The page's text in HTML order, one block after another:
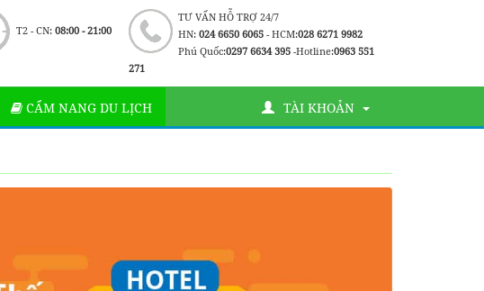
TƯ VẤN HỖ TRỢ 24/7
HN: 024 6650 6065- HCM:028 6271 9982
Phú Quốc:0297 6634 395 -Hotline:0963 551
271
T2 - CN: 08:00 - 21:00
CẨM NANG DU LỊCH TÀI KHOẢN